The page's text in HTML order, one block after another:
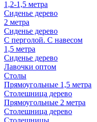
1,2-1,5 метра
Сиденье дерево
2 метра
Сиденье дерево
С перголой. С навесом
1,5 метра
Сиденье дерево
Лавочки оптом
Столы
Прямоугольные 1,5 метра
Столешница дерево
Прямоугольные 2 метра
Столешница дерево
Столешницы